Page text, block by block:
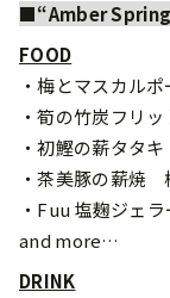
■“Amber
FOOD
・梅とマスカル
・筍の⽵炭フリ
・初鰹の薪タタ
・茶美豚の薪焼
・Fuu 塩麹ジェラ
and more…
DRINK